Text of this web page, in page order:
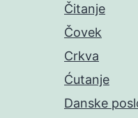
Čitanje
Čovek
Crkva
Ćutanje
Danske